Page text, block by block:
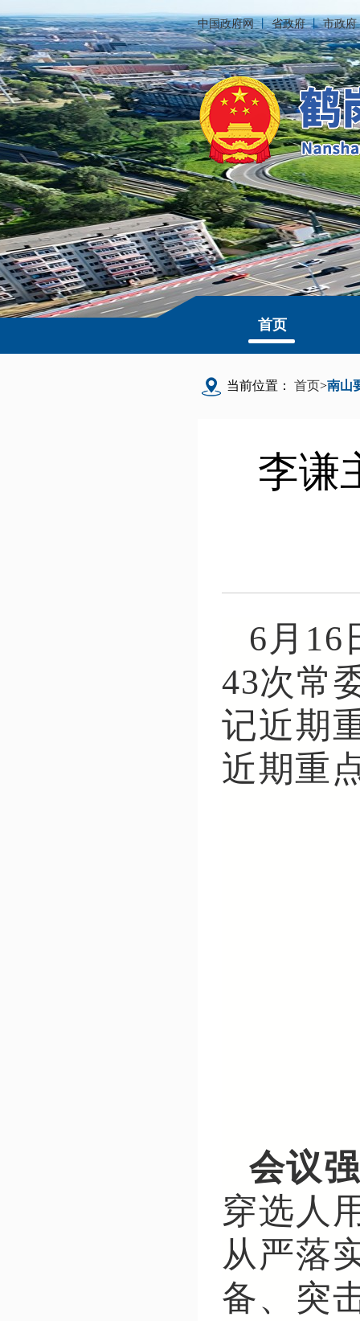
中国政府网丨省政府丨市政府
首页
当前位置： 首页>南山
李谦
6月16
43次常
记近期
近期重
会议
穿选人
从严落
备、突